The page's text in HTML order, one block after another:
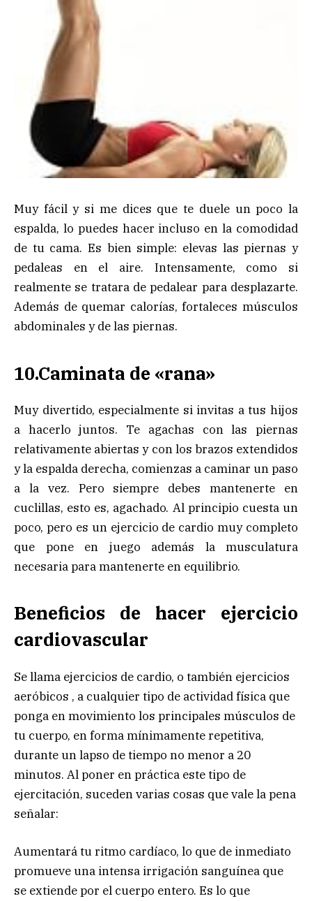
Muy fácil y si me dices que te duele un poco la
espalda, lo puedes hacer incluso en la comodidad
de tu cama. Es bien simple: elevas las piernas y
pedaleas en el aire. Intensamente, como si
realmente se tratara de pedalear para desplazarte.
Además de quemar calorías, fortaleces músculos
abdominales y de las piernas.
10.Caminata de «rana»
Muy divertido, especialmente si invitas a tus hijos
a hacerlo juntos. Te agachas con las piernas
relativamente abiertas y con los brazos extendidos
y la espalda derecha, comienzas a caminar un paso
a la vez. Pero siempre debes mantenerte en
cuclillas, esto es, agachado. Al principio cuesta un
poco, pero es un ejercicio de cardio muy completo
que pone en juego además la musculatura
necesaria para mantenerte en equilibrio.
Beneficios de hacer ejercicio
cardiovascular
Se llama ejercicios de cardio, o también ejercicios
aeróbicos , a cualquier tipo de actividad física que
ponga en movimiento los principales músculos de
tu cuerpo, en forma mínimamente repetitiva,
durante un lapso de tiempo no menor a 20
minutos. Al poner en práctica este tipo de
ejercitación, suceden varias cosas que vale la pena
señalar:
Aumentará tu ritmo cardíaco, lo que de inmediato
promueve una intensa irrigación sanguínea que
se extiende por el cuerpo entero. Es lo que